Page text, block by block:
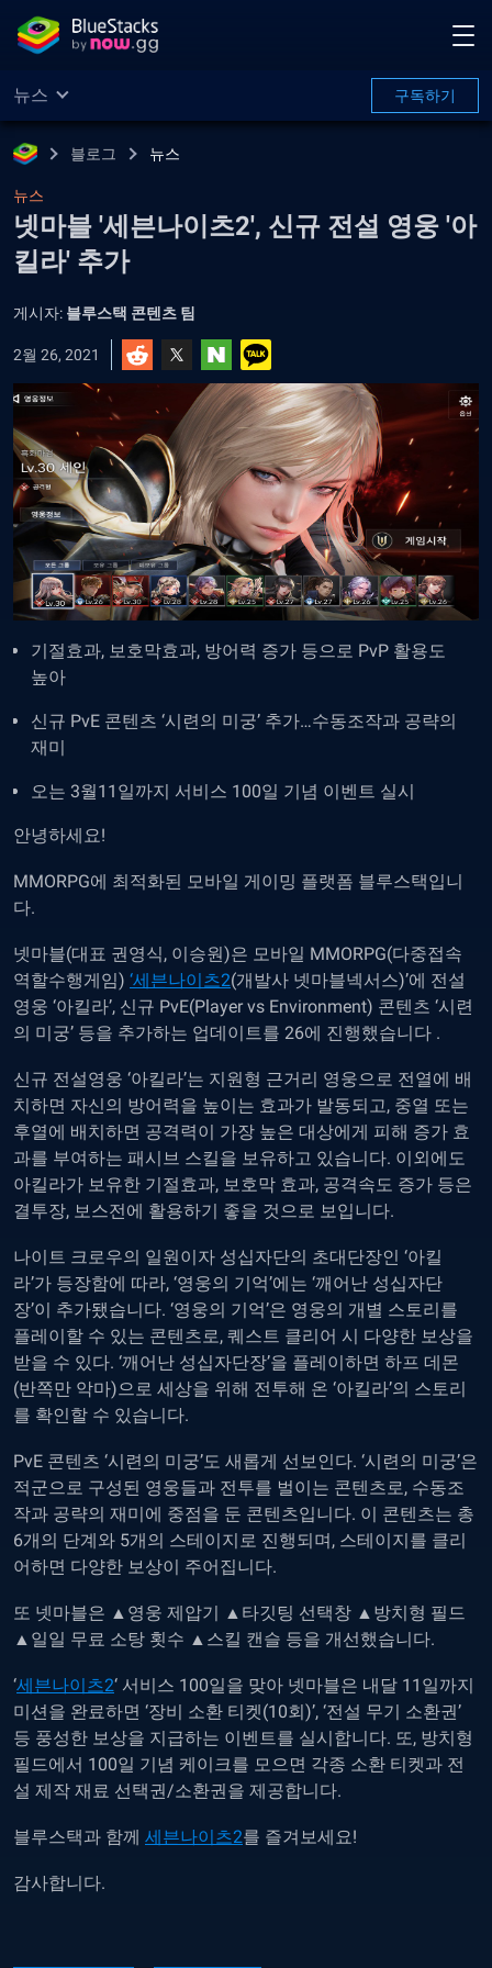
뉴스 구독하기
블로그 뉴스
뉴스
넷마블 '세븐나이츠2', 신규 전설 영웅 '아
킬라' 추가
게시자: 블루스택 콘텐츠 팀
2월 26, 2021
기절효과, 보호막효과, 방어력 증가 등으로 PvP 활용도
높아
신규 PvE 콘텐츠 ‘시련의 미궁’ 추가…수동조작과 공략의
재미
오는 3월11일까지 서비스 100일 기념 이벤트 실시
안녕하세요!
MMORPG에 최적화된 모바일 게이밍 플랫폼 블루스택입니
다.
넷마블(대표 권영식, 이승원)은 모바일 MMORPG(다중접속
역할수행게임) ‘세븐나이츠2(개발사 넷마블넥서스)’에 전설
영웅 ‘아킬라’, 신규 PvE(Player vs Environment) 콘텐츠 ‘시련
의 미궁’ 등을 추가하는 업데이트를 26에 진행했습니다 .
신규 전설영웅 ‘아킬라’는 지원형 근거리 영웅으로 전열에 배
치하면 자신의 방어력을 높이는 효과가 발동되고, 중열 또는
후열에 배치하면 공격력이 가장 높은 대상에게 피해 증가 효
과를 부여하는 패시브 스킬을 보유하고 있습니다. 이외에도
아킬라가 보유한 기절효과, 보호막 효과, 공격속도 증가 등은
결투장, 보스전에 활용하기 좋을 것으로 보입니다.
나이트 크로우의 일원이자 성십자단의 초대단장인 ‘아킬
라’가 등장함에 따라, ‘영웅의 기억’에는 ‘깨어난 성십자단
장’이 추가됐습니다. ‘영웅의 기억’은 영웅의 개별 스토리를
플레이할 수 있는 콘텐츠로, 퀘스트 클리어 시 다양한 보상을
받을 수 있다. ‘깨어난 성십자단장’을 플레이하면 하프 데몬
(반쪽만 악마)으로 세상을 위해 전투해 온 ‘아킬라’의 스토리
를 확인할 수 있습니다.
PvE 콘텐츠 ‘시련의 미궁’도 새롭게 선보인다. ‘시련의 미궁’은
적군으로 구성된 영웅들과 전투를 벌이는 콘텐츠로, 수동조
작과 공략의 재미에 중점을 둔 콘텐츠입니다. 이 콘텐츠는 총
6개의 단계와 5개의 스테이지로 진행되며, 스테이지를 클리
어하면 다양한 보상이 주어집니다.
또 넷마블은 ▲영웅 제압기 ▲타깃팅 선택창 ▲방치형 필드
▲일일 무료 소탕 횟수 ▲스킬 캔슬 등을 개선했습니다.
‘세븐나이츠2‘ 서비스 100일을 맞아 넷마블은 내달 11일까지
미션을 완료하면 ‘장비 소환 티켓(10회)’, ‘전설 무기 소환권’
등 풍성한 보상을 지급하는 이벤트를 실시합니다. 또, 방치형
필드에서 100일 기념 케이크를 모으면 각종 소환 티켓과 전
설 제작 재료 선택권/소환권을 제공합니다.
블루스택과 함께 세븐나이츠2를 즐겨보세요!
감사합니다.